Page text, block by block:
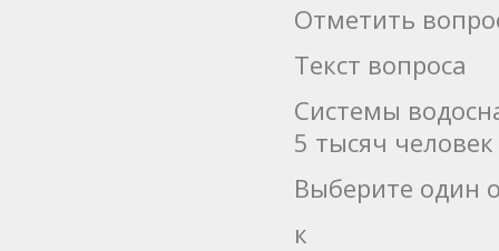
Отметить
Текст вопроса
Системы
5 тысяч человек
Выберите один
к